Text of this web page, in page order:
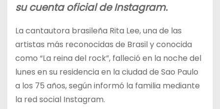
su cuenta oficial de Instagram.
La cantautora brasileña Rita Lee, una de las
artistas más reconocidas de Brasil y conocida
como “La reina del rock”, falleció en la noche del
lunes en su residencia en la ciudad de Sao Paulo
a los 75 años, según informó la familia mediante
la red social Instagram.